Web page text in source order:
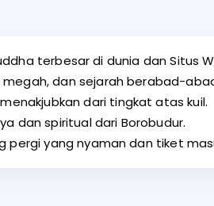
terbesar di dunia dan Situs
dan sejarah berabad-
dari tingkat atas kuil.
dan spiritual dari Borobudur.
pergi yang nyaman dan tiket